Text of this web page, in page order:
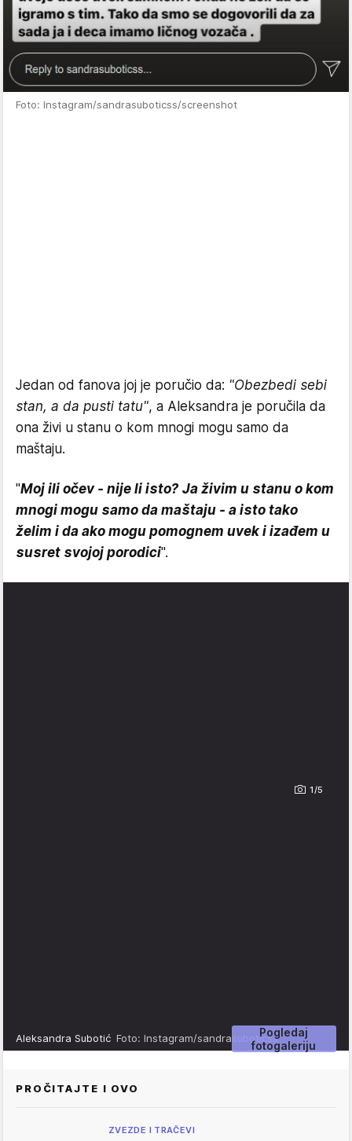
Foto: Instagram/sandrasuboticss/screenshot
Jedan od fanova joj je poručio da: "Obezbedi sebi
stan, a da pusti tatu", a Aleksandra je poručila da
ona živi u stanu o kom mnogi mogu samo da
maštaju.
"Moj ili očev - nije li isto? Ja živim u stanu o kom
mnogi mogu samo da maštaju - a isto tako
želim i da ako mogu pomognem uvek i izađem u
susret svojoj porodici".
1/5
Pogledaj
fotogaleriju
Aleksandra Subotić Foto: Instagram/sandrasuboticss
PROČITAJTE I OVO
ZVEZDE I TRAČEVI